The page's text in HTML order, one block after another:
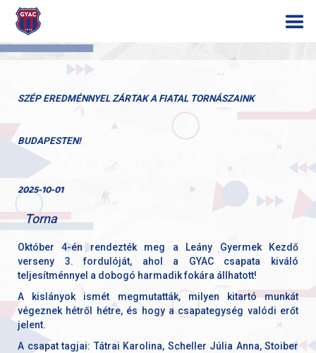
SZÉP EREDMÉNNYEL ZÁRTAK A FIATAL TORNÁSZAINK
BUDAPESTEN!
2025-10-01
Torna
Október 4-én rendezték meg a Leány Gyermek Kezdő
verseny 3. fordulóját, ahol a GYAC csapata kiváló
teljesítménnyel a dobogó harmadik fokára állhatott!
A kislányok ismét megmutatták, milyen kitartó munkát
végeznek hétről hétre, és hogy a csapategység valódi erőt
jelent.
A csapat tagjai: Tátrai Karolina, Scheller Júlia Anna, Stoiber